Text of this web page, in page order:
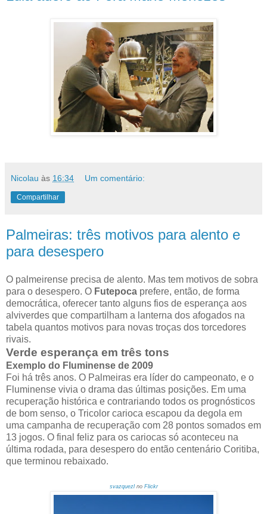
Nicolau às 16:34 Um comentário:
Compartilhar
Palmeiras: três motivos para alento e
para desespero
O palmeirense precisa de alento. Mas tem motivos de sobra
para o desespero. O Futepoca prefere, então, de forma
democrática, oferecer tanto alguns fios de esperança aos
alviverdes que compartilham a lanterna dos afogados na
tabela quantos motivos para novas troças dos torcedores
rivais.
Verde esperança em três tons
Exemplo do Fluminense de 2009
Foi há três anos. O Palmeiras era líder do campeonato, e o
Fluminense vivia o drama das últimas posições. Em uma
recuperação histórica e contrariando todos os prognósticos
de bom senso, o Tricolor carioca escapou da degola em
uma campanha de recuperação com 28 pontos somados em
13 jogos. O final feliz para os cariocas só aconteceu na
última rodada, para desespero do então centenário Coritiba,
que terminou rebaixado.
svazquezlno Flickr